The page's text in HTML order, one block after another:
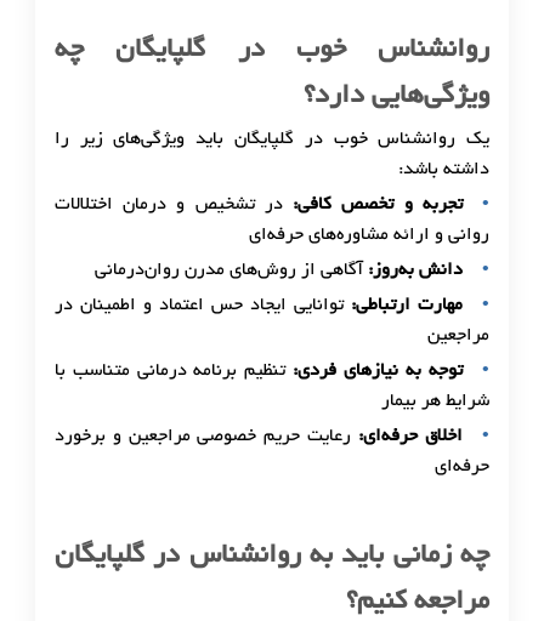
روانشناس خوب در گلپایگان چه
ویژگی‌هایی دارد؟
یک روانشناس خوب در گلپایگان باید ویژگی‌های زیر را
داشته باشد:
تجربه و تخصص کافی: در تشخیص و درمان اختلالات
روانی و ارائه مشاوره‌های حرفه‌ای
دانش به‌روز: آگاهی از روش‌های مدرن روان‌درمانی
مهارت ارتباطی: توانایی ایجاد حس اعتماد و اطمینان در
مراجعین
توجه به نیازهای فردی: تنظیم برنامه درمانی متناسب با
شرایط هر بیمار
اخلاق حرفه‌ای: رعایت حریم خصوصی مراجعین و برخورد
حرفه‌ای
چه زمانی باید به روانشناس در گلپایگان
مراجعه کنیم؟